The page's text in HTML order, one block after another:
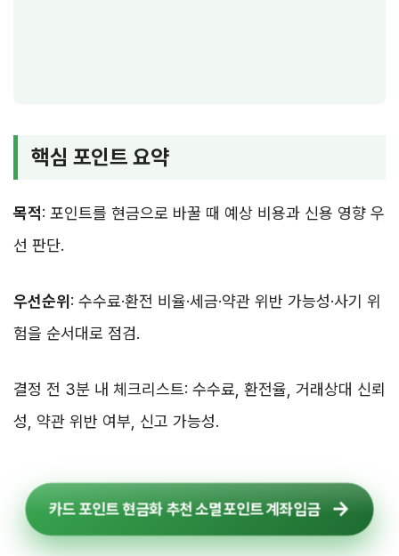
핵심 포인트 요약
목적: 포인트를 현금으로 바꿀 때 예상 비용과 신용 영향 우
선 판단.
우선순위 : 수수료·환전 비율·세금·약관 위반 가능성·사기 위
험을 순서대로 점검.
결정 전 3분 내 체크리스트: 수수료, 환전율, 거래상대 신뢰
성, 약관 위반 여부, 신고 가능성.
카드 포인트 현금화 추천 소멸포인트 계좌입금